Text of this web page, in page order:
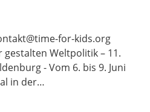
for-kids.org
Weltpolitik – 11.
- Vom 6. bis 9. Juni
in der…